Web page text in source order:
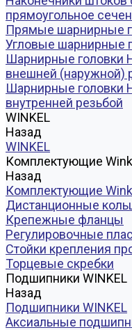
прямоугольное
Прямые шарнирные
Угловые шарнирные
Шарнирные
внешней (наружной)
Шарнирные
внутренней резьбой
WINKEL
Назад
WINKEL
Комплектующие
Назад
Комплектующие
Дистанционные
Крепежные фланцы
Регулировочные
Стойки крепления
Торцевые скребки
Подшипники WINKEL
Назад
Подшипники WINKEL
Аксиальные